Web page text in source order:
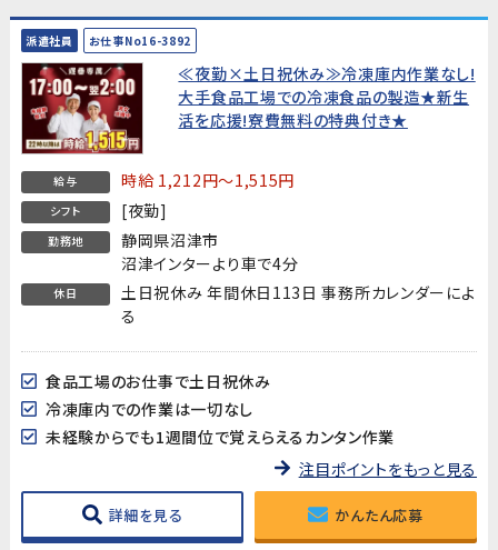
派遣社員 お仕事No16-3892
≪夜勤×土日祝休み≫冷凍庫内作業なし!
大手食品工場での冷凍食品の製造★新生
活を応援!寮費無料の特典付き★
給与 時給 1,212円～1,515円
シフト [夜勤]
勤務地
静岡県沼津市
沼津インターより車で4分
休日
土日祝休み 年間休日113日 事務所カレンダーによ
る
食品工場のお仕事で土日祝休み
冷凍庫内での作業は一切なし
未経験からでも1週間位で覚えらえるカンタン作業
注目ポイントをもっと見る
詳細を見る かんたん応募